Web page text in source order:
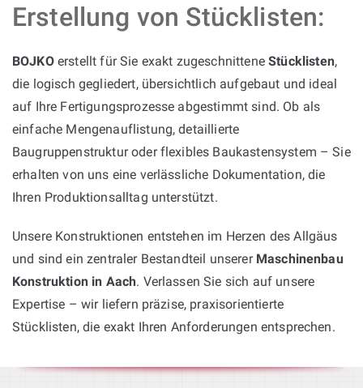
Erstellung von Stücklisten:
BOJKOerstellt für Sie exakt zugeschnitteneStücklisten,
die logisch gegliedert, übersichtlich aufgebaut und ideal
auf Ihre Fertigungsprozesse abgestimmt sind. Ob als
einfache Mengenauflistung, detaillierte
Baugruppenstruktur oder flexibles Baukastensystem – Sie
erhalten von uns eine verlässliche Dokumentation, die
Ihren Produktionsalltag unterstützt.
Unsere Konstruktionen entstehen im Herzen des Allgäus
und sind ein zentraler Bestandteil unserer Maschinenbau
Konstruktion in Aach. Verlassen Sie sich auf unsere
Expertise – wir liefern präzise, praxisorientierte
Stücklisten, die exakt Ihren Anforderungen entsprechen.